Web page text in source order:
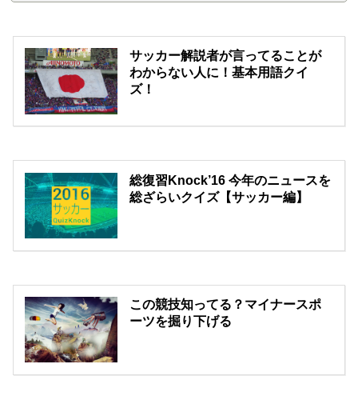
サッカー解説者が言ってることが
わからない人に！基本用語クイ
ズ！
総復習Knock’16 今年のニュースを
総ざらいクイズ【サッカー編】
この競技知ってる？マイナースポ
ーツを掘り下げる